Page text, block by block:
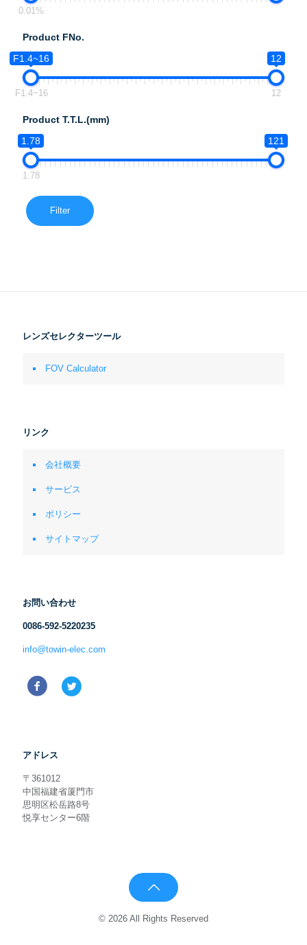
0.01%
Product FNo.
F1.4~16
12
F1.4~16 12
Product T.T.L.(mm)
1.78
121
1.78
Filter
レンズセレクターツール
FOV Calculator
リンク
会社概要
サービス
ポリシー
サイトマップ
お問い合わせ
0086-592-5220235
info@towin-elec.com
アドレス
〒361012
中国福建省厦門市
思明区松岳路8号
悦享センター6階
© 2026 All Rights Reserved